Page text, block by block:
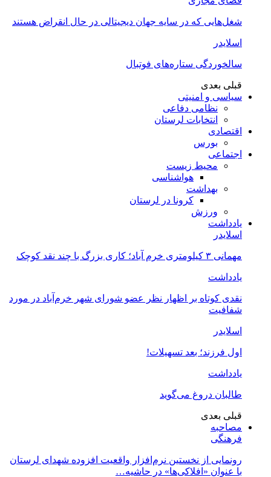
شغل‌‌هایی که در سایه جهان دیجیتالی در حال انقراض هستند
اسلایدر
سالخوردگی ستاره‌های فوتبال
قبلی بعدی
سیاسی و امنیتی
نظامی دفاعی
انتخابات لرستان
اقتصادی
بورس
اجتماعی
محیط زیست
هواشناسی
بهداشت
کرونا در لرستان
ورزش
یادداشت
اسلایدر
مهمانی ۳ کیلومتری خرم آباد؛ کاری بزرگ با چند نقد کوچک
یادداشت
نقدی کوتاه بر اظهار نظر عضو شورای شهر خرم‌آباد در مورد
شفافیت
اسلایدر
اول فرزند؛ بعد تسهیلات!
یادداشت
طالبان دروغ می‌گوید
قبلی بعدی
مصاحبه
فرهنگی
رونمایی از نخستین نرم‌افزار واقعیت افزوده شهدای لرستان
با عنوان «افلاکی‌ها» در حاشیه…